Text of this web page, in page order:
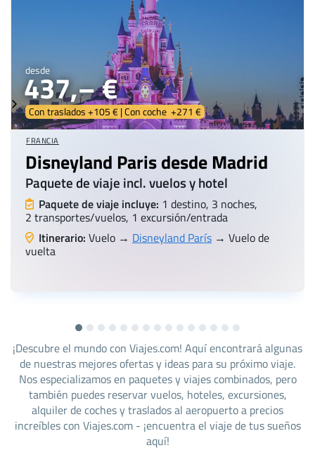
desde
437,– €
Con traslados +105 € | Con coche +271 €
FRANCIA
Disneyland Paris desde Madrid
Paquete de viaje incl. vuelos y hotel
Paquete de viaje incluye: 1 destino, 3 noches,
2 transportes/vuelos, 1 excursión/entrada
Itinerario: Vuelo → Disneyland París → Vuelo de
vuelta
¡Descubre el mundo con Viajes.com! Aquí encontrará algunas
de nuestras mejores ofertas y ideas para su próximo viaje.
Nos especializamos en paquetes y viajes combinados, pero
también puedes reservar vuelos, hoteles, excursiones,
alquiler de coches y traslados al aeropuerto a precios
increíbles con Viajes.com - ¡encuentra el viaje de tus sueños
aquí!